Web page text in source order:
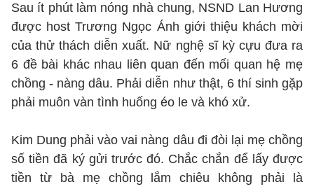
Sau ít phút làm nóng nhà chung, NSND Lan Hương
được host Trương Ngọc Ánh giới thiệu khách mời
của thử thách diễn xuất. Nữ nghệ sĩ kỳ cựu đưa ra
6 đề bài khác nhau liên quan đến mối quan hệ mẹ
chồng - nàng dâu. Phải diễn như thật, 6 thí sinh gặp
phải muôn vàn tình huống éo le và khó xử.
Kim Dung phải vào vai nàng dâu đi đòi lại mẹ chồng
số tiền đã ký gửi trước đó. Chắc chắn để lấy được
tiền từ bà mẹ chồng lắm chiêu không phải là